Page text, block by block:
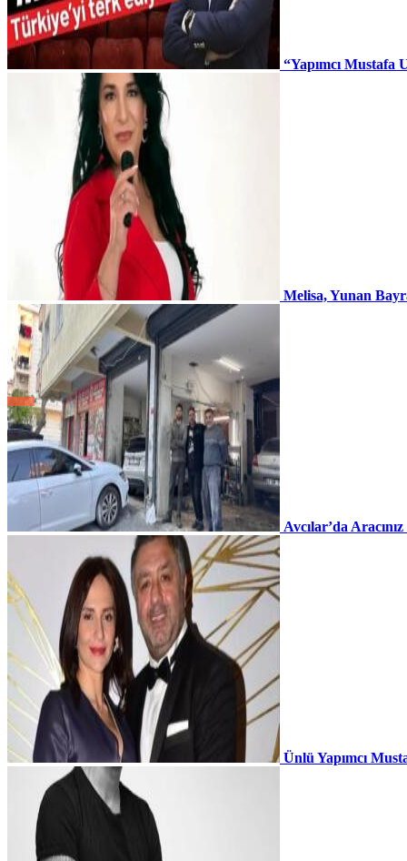
“Yapımcı Mustafa
Melisa, Yunan
Avcılar’da
Ünlü Yapımcı